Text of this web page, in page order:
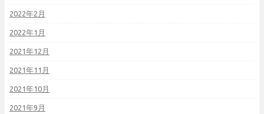
2022年2月
2022年1月
2021年12月
2021年11月
2021年10月
2021年9月